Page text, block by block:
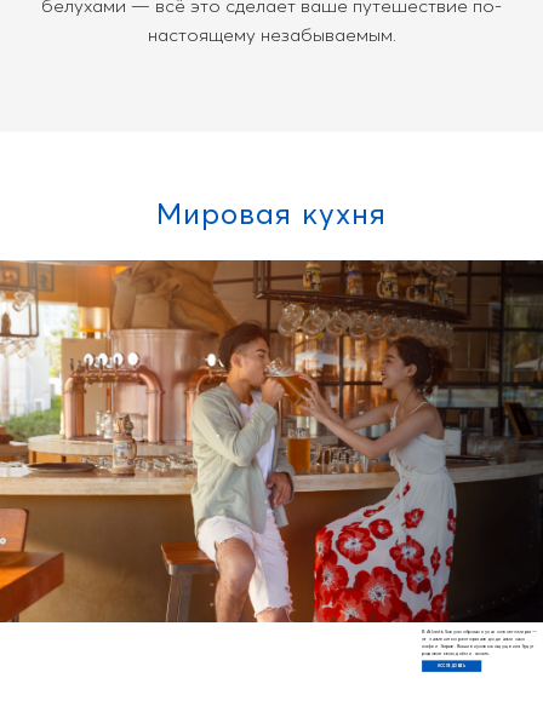
белухами — всё это сделает ваше путешествие по-
настоящему незабываемым.
Мировая кухня
В Atlantis Sanya собраны кухни со всего мира —
от знаменитых ресторанов до динамичных
кафе и баров. Ваши вкусовые ощущения будут
радовать вас днём и ночью.
ИССЛЕДОВАТЬ